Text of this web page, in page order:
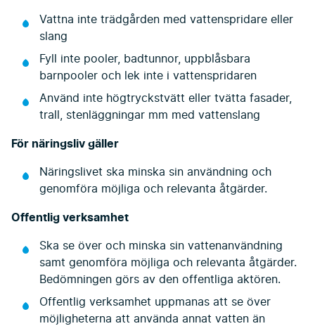
Vattna inte trädgården med vattenspridare eller
slang
Fyll inte pooler, badtunnor, uppblåsbara
barnpooler och lek inte i vattenspridaren
Använd inte högtryckstvätt eller tvätta fasader,
trall, stenläggningar mm med vattenslang
För näringsliv gäller
Näringslivet ska minska sin användning och
genomföra möjliga och relevanta åtgärder.
Offentlig verksamhet
Ska se över och minska sin vattenanvändning
samt genomföra möjliga och relevanta åtgärder.
Bedömningen görs av den offentliga aktören.
Offentlig verksamhet uppmanas att se över
möjligheterna att använda annat vatten än